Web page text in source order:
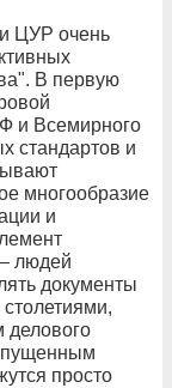
ЦУР очень
В первую
и Всемирного
стандартов и
многообразие
и
людей
документы
просто